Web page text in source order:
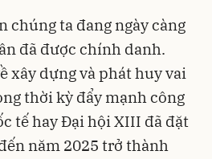
chúng ta đang ngày càng
đã được chính danh.
xây dựng và phát huy vai
thời kỳ đẩy mạnh công
tế hay Đại hội XIII đã đặt
năm 2025 trở thành